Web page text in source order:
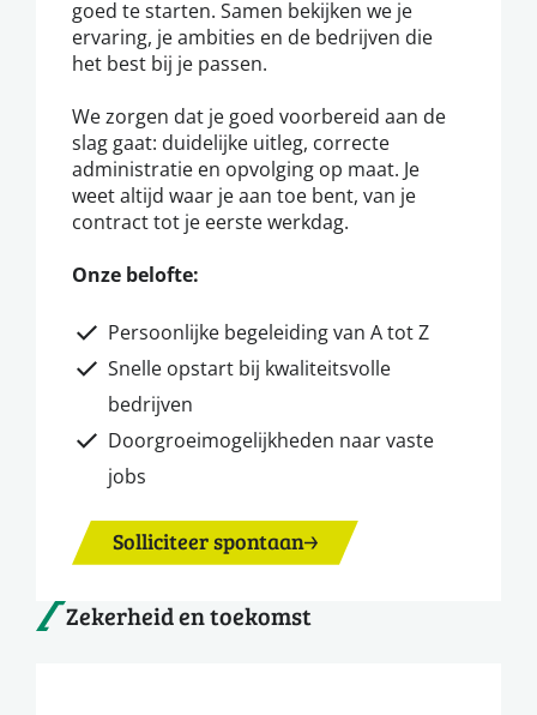
goed te starten. Samen bekijken we je
ervaring, je ambities en de bedrijven die
het best bij je passen.
We zorgen dat je goed voorbereid aan de
slag gaat: duidelijke uitleg, correcte
administratie en opvolging op maat. Je
weet altijd waar je aan toe bent, van je
contract tot je eerste werkdag.
Onze belofte:
Persoonlijke begeleiding van A tot Z
Snelle opstart bij kwaliteitsvolle
bedrijven
Doorgroeimogelijkheden naar vaste
jobs
Solliciteer spontaan
Zekerheid en toekomst